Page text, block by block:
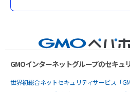
GMOインターネットグループのセキュ
世界初総合ネットセキュリティサービス「